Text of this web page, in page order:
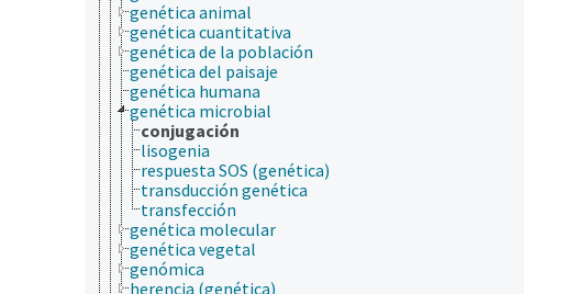
genética animal
genética cuantitativa
genética de la población
genética del paisaje
genética humana
genética microbial
conjugación
lisogenia
respuesta SOS (genética)
transducción genética
transfección
genética molecular
genética vegetal
genómica
herencia (genética)